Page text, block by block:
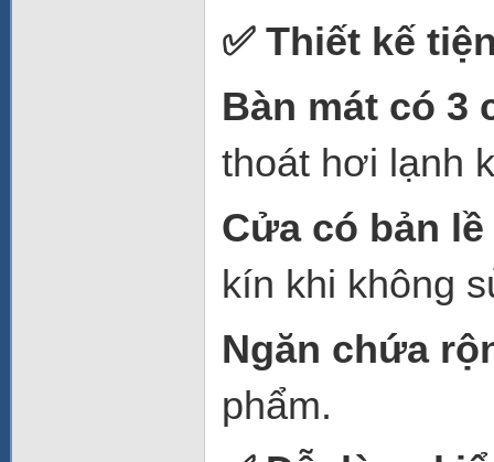
✅Thiết kế
Bàn mát có 3
thoát hơi lạnh
Cửa có bản
kín khi không
Ngăn chứa
phẩm.